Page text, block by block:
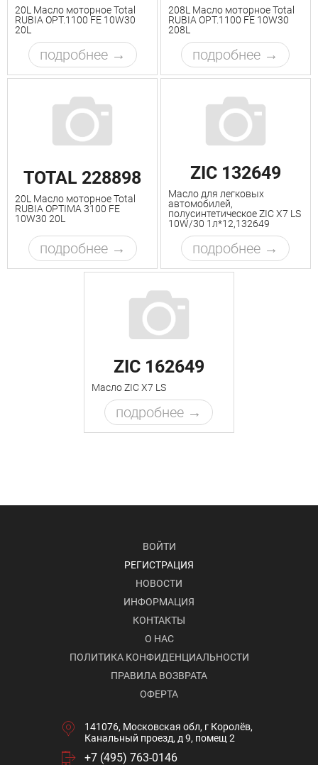
20L Масло моторное Total
RUBIA OPT.1100 FE 10W30
20L
подробнее
208L Масло моторное Total
RUBIA OPT.1100 FE 10W30
208L
подробнее
TOTAL 228898
20L Масло моторное Total
RUBIA OPTIMA 3100 FE
10W30 20L
подробнее
ZIC 132649
Масло для легковых
автомобилей,
полусинтетическое ZIC X7 LS
10W/30 1л*12,132649
подробнее
ZIC 162649
Масло ZIC X7 LS
подробнее
ВОЙТИ
РЕГИСТРАЦИЯ
НОВОСТИ
ИНФОРМАЦИЯ
КОНТАКТЫ
О НАС
ПОЛИТИКА КОНФИДЕНЦИАЛЬНОСТИ
ПРАВИЛА ВОЗВРАТА
ОФЕРТА
141076, Московская обл, г Королёв,
Канальный проезд, д 9, помещ 2
+7 (495) 763-0146